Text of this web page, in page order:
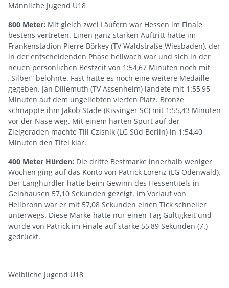
Männliche Jugend U18
800 Meter: Mit gleich zwei Läufern war Hessen im Finale
bestens vertreten. Einen ganz starken Auftritt hatte im
Frankenstadion Pierre Börkey (TV Waldstraße Wiesbaden), der
in der entscheidenden Phase hellwach war und sich in der
neuen persönlichen Bestzeit von 1:54,67 Minuten noch mit
„Silber“ belohnte. Fast hätte es noch eine weitere Medaille
gegeben. Jan Dillemuth (TV Assenheim) landete mit 1:55,95
Minuten auf dem ungeliebten vierten Platz. Bronze
schnappte ihm Jakob Stade (Kissinger SC) mit 1:55,43 Minuten
vor der Nase weg. Mit einem harten Spurt auf der
Zielgeraden machte Till Czisnik (LG Süd Berlin) in 1:54,40
Minuten den Titel klar.
400 Meter Hürden: Die dritte Bestmarke innerhalb weniger
Wochen ging auf das Konto von Patrick Lorenz (LG Odenwald).
Der Langhürdler hatte beim Gewinn des Hessentitels in
Gelnhausen 57,10 Sekunden gezeigt. Im Vorlauf von
Heilbronn war er mit 57,08 Sekunden einen Tick schneller
unterwegs. Diese Marke hatte nur einen Tag Gültigkeit und
wurde von Patrick im Finale auf starke 55,89 Sekunden (7.)
gedrückt.
Weibliche Jugend U18